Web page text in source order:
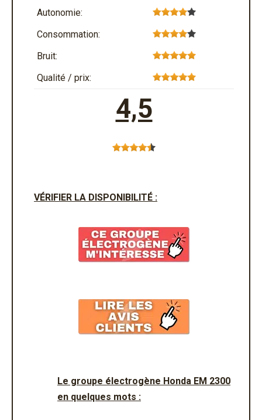
Autonomie:
Consommation:
Bruit:
Qualité / prix:
4,5
VÉRIFIER LA DISPONIBILITÉ :
Le groupe électrogène Honda EM 2300
en quelques mots :